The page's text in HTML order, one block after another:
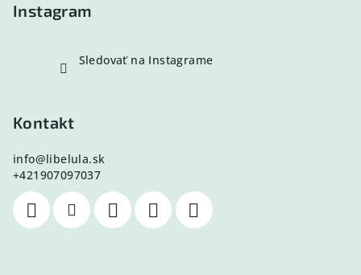
Instagram
Sledovať na Instagrame
Kontakt
info@libelula.sk
+421907097037